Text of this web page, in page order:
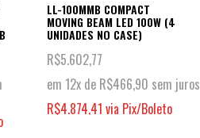
LL-100MMB COMPACT
MOVING BEAM LED 100W (4
UNIDADES NO CASE)
R$5.602,77
em 12x de R$466,90 sem juros
R$4.874,41 via Pix/Boleto